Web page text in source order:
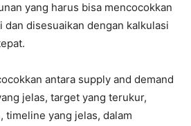
yang harus bisa mencocokkan
dan disesuaikan dengan kalkulasi
antara supply and demand
jelas, target yang terukur,
timeline yang jelas, dalam